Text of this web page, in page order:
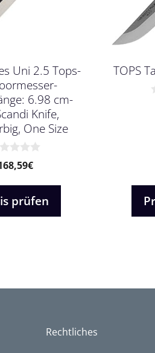
Uni 2.5 Tops-
6.98 cm-
Knife,
One Size
€
prüfen
TOPS
Rechtliches